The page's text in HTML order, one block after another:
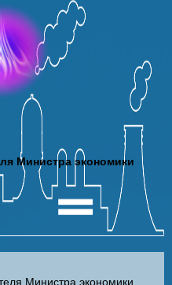
Министра экономики
Министра экономики